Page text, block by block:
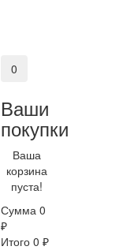
0
Ваши
покупки
Ваша
корзина
пуста!
Сумма 0
₽
Итого 0 ₽